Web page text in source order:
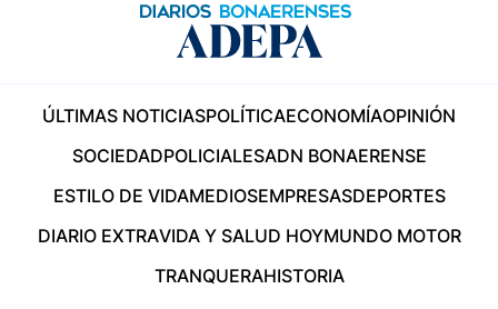
ÚLTIMAS NOTICIASPOLÍTICAECONOMÍAOPINIÓN
SOCIEDADPOLICIALESADN BONAERENSE
ESTILO DE VIDAMEDIOSEMPRESASDEPORTES
DIARIO EXTRAVIDA Y SALUD HOYMUNDO MOTOR
TRANQUERAHISTORIA